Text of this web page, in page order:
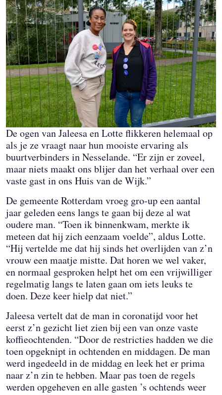
De ogen van Jaleesa en Lotte flikkeren helemaal op
als je ze vraagt naar hun mooiste ervaring als
buurtverbinders in Nesselande. “Er zijn er zoveel,
maar niets maakt ons blijer dan het verhaal over een
vaste gast in ons Huis van de Wijk.”
De gemeente Rotterdam vroeg gro-up een aantal
jaar geleden eens langs te gaan bij deze al wat
oudere man. “Toen ik binnenkwam, merkte ik
meteen dat hij zich eenzaam voelde”, aldus Lotte.
“Hij vertelde me dat hij sinds het overlijden van z’n
vrouw een maatje mistte. Dat horen we wel vaker,
en normaal gesproken helpt het om een vrijwilliger
regelmatig langs te laten gaan om iets leuks te
doen. Deze keer hielp dat niet.”
Jaleesa vertelt dat de man in coronatijd voor het
eerst z’n gezicht liet zien bij een van onze vaste
koffieochtenden. “Door de restricties hadden we die
toen opgeknipt in ochtenden en middagen. De man
werd ingedeeld in de middag en leek het er prima
naar z’n zin te hebben. Maar pas toen de regels
werden opgeheven en alle gasten ’s ochtends weer